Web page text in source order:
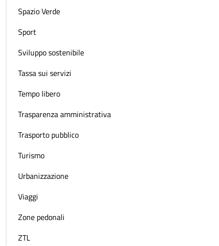
Spazio Verde
Sport
Sviluppo sostenibile
Tassa sui servizi
Tempo libero
Trasparenza amministrativa
Trasporto pubblico
Turismo
Urbanizzazione
Viaggi
Zone pedonali
ZTL